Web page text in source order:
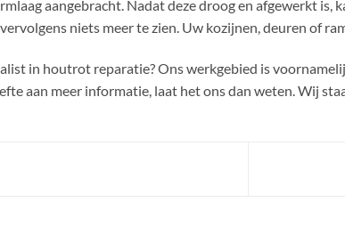
aangebracht. Nadat deze droog en afgewerkt is,
niets meer te zien. Uw kozijnen, deuren of
in houtrot reparatie? Ons werkgebied is
aan meer informatie, laat het ons dan weten. Wij